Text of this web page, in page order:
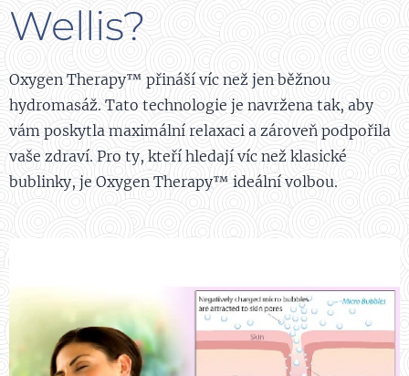
Wellis?
Oxygen Therapy™ přináší víc než jen běžnou
hydromasáž. Tato technologie je navržena tak, aby
vám poskytla maximální relaxaci a zároveň podpořila
vaše zdraví. Pro ty, kteří hledají víc než klasické
bublinky, je Oxygen Therapy™ ideální volbou.